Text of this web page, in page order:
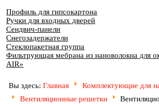
Профиль для гипсокартона
Ручки для входных дверей
Сендвич-панели
Снегозадержатели
Стеклопакетная группа
Фильтрующая мебрана из нановолокна для
AIR»
Вы здесь:Главная
Комплектующие для
Вентиляционные решетки